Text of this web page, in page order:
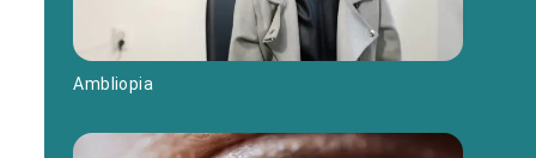
Ambliopia